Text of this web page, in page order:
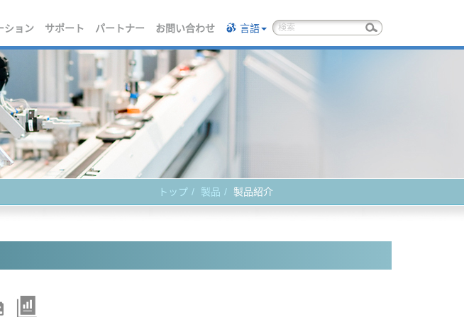
ション サポート パートナー お問い合わせ 言語
トップ 製品 製品紹介